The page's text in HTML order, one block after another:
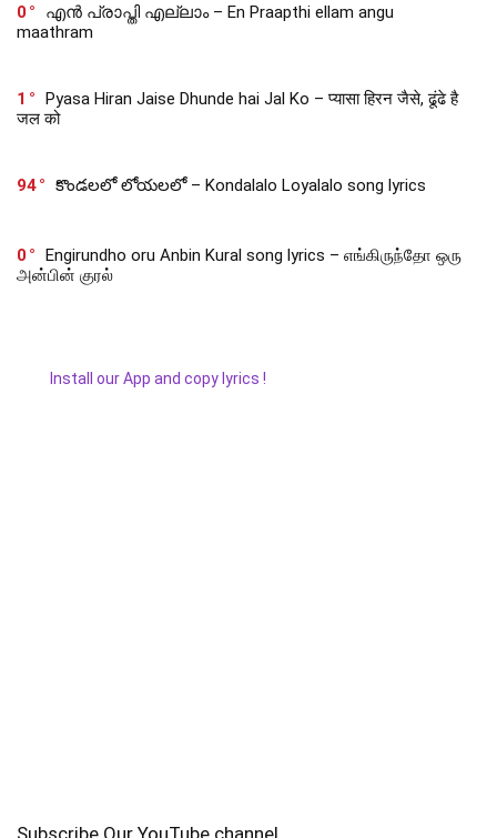
0
എൻ പ്രാപ്തി എല്ലാം – En Praapthi ellam angu
maathram
1
Pyasa Hiran Jaise Dhunde hai Jal Ko – प्यासा हिरन जैसे, ढूंढे है
जल को
94 కొండలలో లోయలలో – Kondalalo Loyalalo song lyrics
0
Engirundho oru Anbin Kural song lyrics – எங்கிருந்தோ ஒரு
அன்பின் குரல்
Install our App and copy lyrics !
Subscribe Our YouTube channel